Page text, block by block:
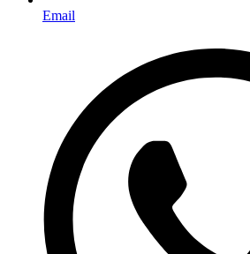
Email